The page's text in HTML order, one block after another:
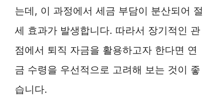
는데, 이 과정에서 세금 부담이 분산되어 절
세 효과가 발생합니다. 따라서 장기적인 관
점에서 퇴직 자금을 활용하고자 한다면 연
금 수령을 우선적으로 고려해 보는 것이 좋
습니다.